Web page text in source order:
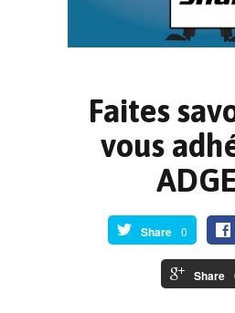
Faites
vous
0
Share
Share